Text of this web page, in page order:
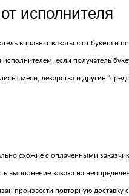
исполнителя
вправе отказаться от букета и
если получатель
смеси, лекарства и другие
схожие с оплаченными
выполнение заказа на
произвести повторную доставку